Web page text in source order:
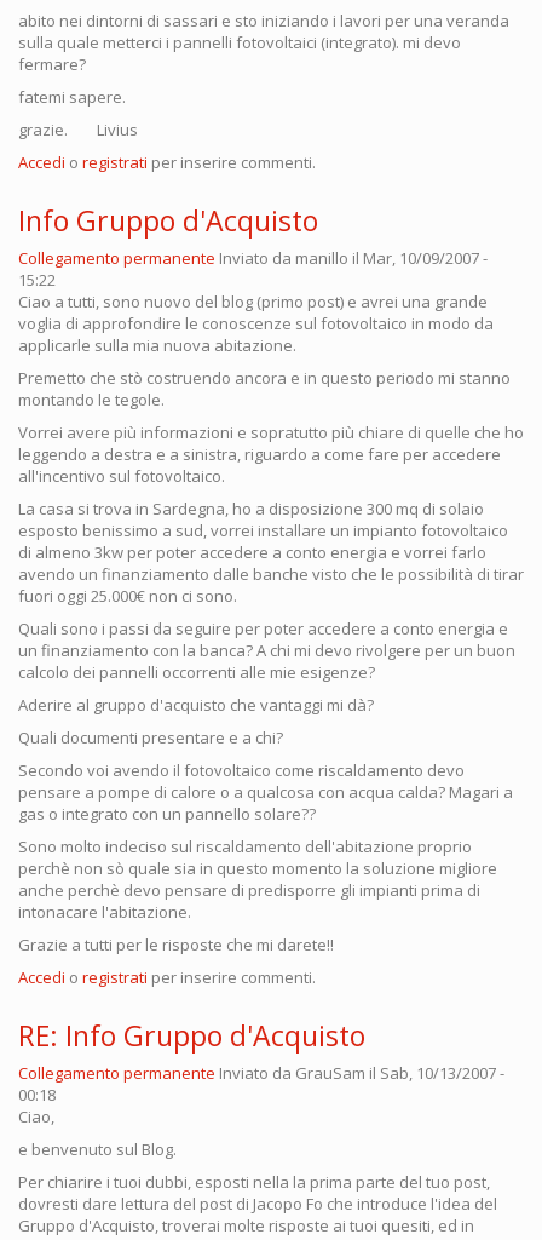
abito nei dintorni di sassari e sto iniziando i lavori per una veranda
sulla quale metterci i pannelli fotovoltaici (integrato). mi devo
fermare?
fatemi sapere.
grazie. Livius
Accedi o registrati per inserire commenti.
Info Gruppo d'Acquisto
Collegamento permanente Inviato da manillo il Mar, 10/09/2007 -
15:22
Ciao a tutti, sono nuovo del blog (primo post) e avrei una grande
voglia di approfondire le conoscenze sul fotovoltaico in modo da
applicarle sulla mia nuova abitazione.
Premetto che stò costruendo ancora e in questo periodo mi stanno
montando le tegole.
Vorrei avere più informazioni e sopratutto più chiare di quelle che ho
leggendo a destra e a sinistra, riguardo a come fare per accedere
all'incentivo sul fotovoltaico.
La casa si trova in Sardegna, ho a disposizione 300 mq di solaio
esposto benissimo a sud, vorrei installare un impianto fotovoltaico
di almeno 3kw per poter accedere a conto energia e vorrei farlo
avendo un finanziamento dalle banche visto che le possibilità di tirar
fuori oggi 25.000€ non ci sono.
Quali sono i passi da seguire per poter accedere a conto energia e
un finanziamento con la banca? A chi mi devo rivolgere per un buon
calcolo dei pannelli occorrenti alle mie esigenze?
Aderire al gruppo d'acquisto che vantaggi mi dà?
Quali documenti presentare e a chi?
Secondo voi avendo il fotovoltaico come riscaldamento devo
pensare a pompe di calore o a qualcosa con acqua calda? Magari a
gas o integrato con un pannello solare??
Sono molto indeciso sul riscaldamento dell'abitazione proprio
perchè non sò quale sia in questo momento la soluzione migliore
anche perchè devo pensare di predisporre gli impianti prima di
intonacare l'abitazione.
Grazie a tutti per le risposte che mi darete!!
Accedi o registrati per inserire commenti.
RE: Info Gruppo d'Acquisto
Collegamento permanente Inviato da GrauSam il Sab, 10/13/2007 -
00:18
Ciao,
e benvenuto sul Blog.
Per chiarire i tuoi dubbi, esposti nella la prima parte del tuo post,
dovresti dare lettura del post di Jacopo Fo che introduce l'idea del
Gruppo d'Acquisto, troverai molte risposte ai tuoi quesiti, ed in